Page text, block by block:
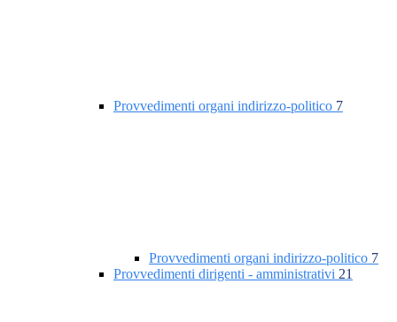
Provvedimenti organi indirizzo-politico 7
Provvedimenti organi indirizzo-politico 7
Provvedimenti dirigenti - amministrativi 21